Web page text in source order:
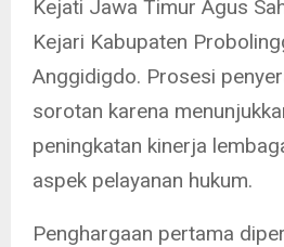
Kejati Jawa Timur Agus
Kejari Kabupaten
Anggidigdo. Prosesi
sorotan karena
peningkatan kinerja
aspek pelayanan hukum.
Penghargaan pertama